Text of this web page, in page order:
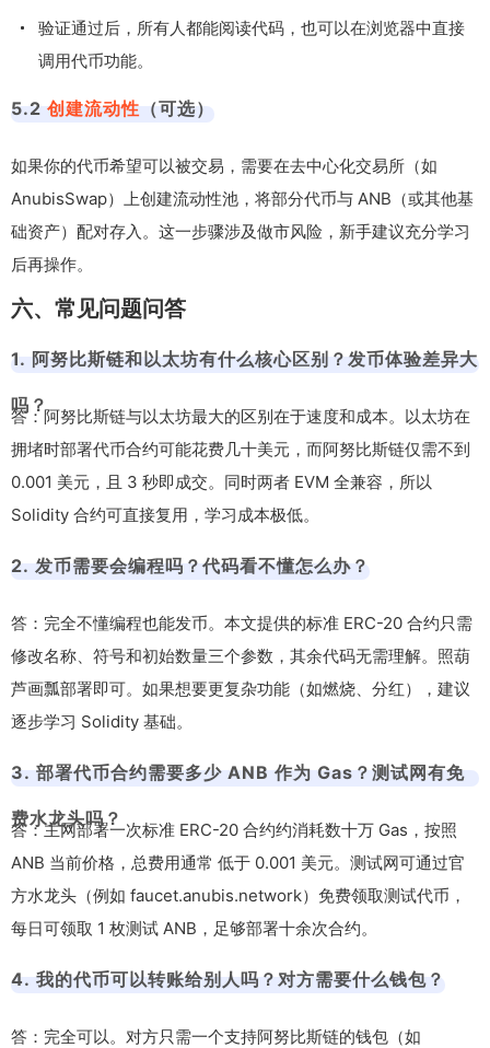
验证通过后，所有人都能阅读代码，也可以在浏览器中直接
调用代币功能。
5.2 创建流动性 （可选）
如果你的代币希望可以被交易，需要在去中心化交易所（如
AnubisSwap）上创建流动性池，将部分代币与 ANB（或其他基
础资产）配对存入。这一步骤涉及做市风险，新手建议充分学习
后再操作。
六、常见问题问答
1. 阿努比斯链和以太坊有什么核心区别？发币体验差异大
吗？
答：阿努比斯链与以太坊最大的区别在于速度和成本。以太坊在
拥堵时部署代币合约可能花费几十美元，而阿努比斯链仅需不到
0.001 美元，且 3 秒即成交。同时两者 EVM 全兼容，所以
Solidity 合约可直接复用，学习成本极低。
2. 发币需要会编程吗？代码看不懂怎么办？
答：完全不懂编程也能发币。本文提供的标准 ERC-20 合约只需
修改名称、符号和初始数量三个参数，其余代码无需理解。照葫
芦画瓢部署即可。如果想要更复杂功能（如燃烧、分红），建议
逐步学习 Solidity 基础。
3. 部署代币合约需要多少 ANB 作为 Gas？测试网有免
费水龙头吗？
答：主网部署一次标准 ERC-20 合约约消耗数十万 Gas，按照
ANB 当前价格，总费用通常 低于 0.001 美元。测试网可通过官
方水龙头（例如 faucet.anubis.network）免费领取测试代币，
每日可领取 1 枚测试 ANB，足够部署十余次合约。
4. 我的代币可以转账给别人吗？对方需要什么钱包？
答：完全可以。对方只需一个支持阿努比斯链的钱包（如